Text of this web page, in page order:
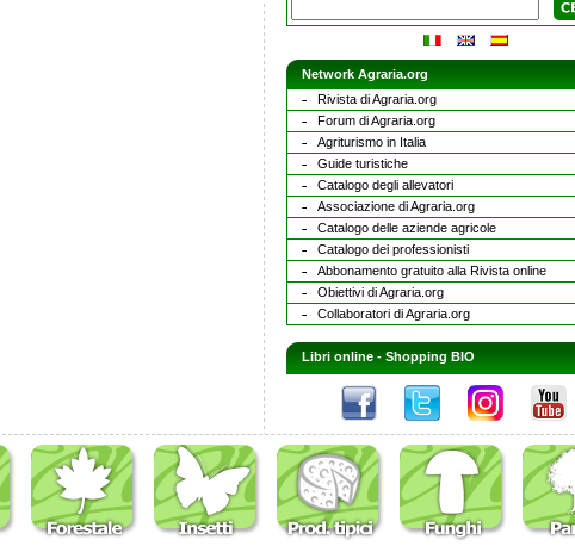
Network Agraria.org
Rivista di Agraria.org
Forum di Agraria.org
Agriturismo in Italia
Guide turistiche
Catalogo degli allevatori
Associazione di Agraria.org
Catalogo delle aziende agricole
Catalogo dei professionisti
Abbonamento gratuito alla Rivista online
Obiettivi di Agraria.org
Collaboratori di Agraria.org
Libri online - Shopping BIO